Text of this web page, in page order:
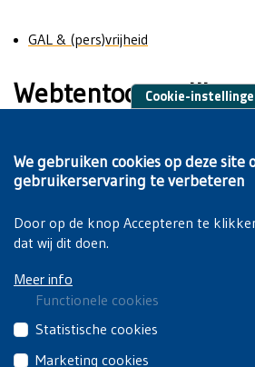
GAL & (pers)vrijheid
Mee(dailles) met het verhaal van St V
Vrijzinnige tijdscapsule
Cookie-
We gebruiken cookies op deze site
gebruikerservaring te verbeteren
Door op de knop Accepteren te
dat wij dit doen.
Meer info
Functionele cookies
DezeStatistische cookies
DezeMarketing cookies